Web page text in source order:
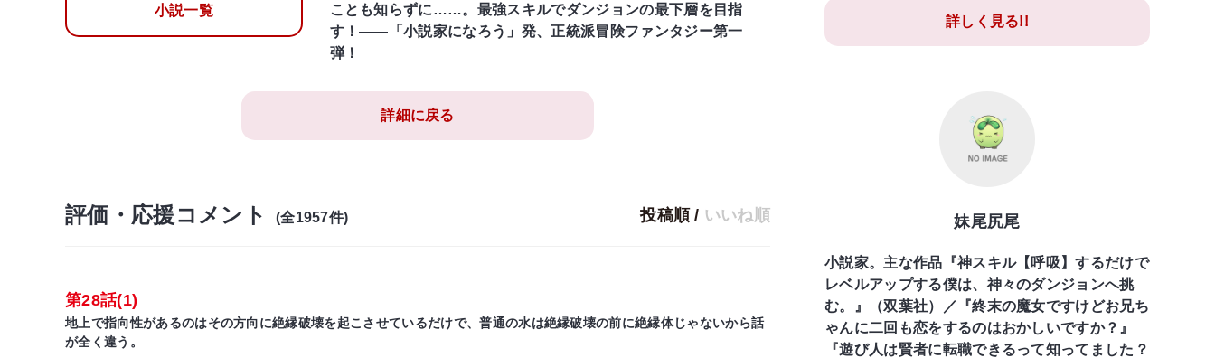
小説一覧
ことも知らずに……。最強スキルでダンジョンの最下層を目指
す！――「小説家になろう」発、正統派冒険ファンタジー第一
弾！
詳細に戻る
評価・応援コメント (全1957件) 投稿順 / いいね順
第28話(1)
地上で指向性があるのはその方向に絶縁破壊を起こさせているだけで、普通の水は絶縁破壊の前に絶縁体じゃないから話
が全く違う。
詳しく見る!!
妹尾尻尾
小説家。主な作品『神スキル【呼吸】するだけで
レベルアップする僕は、神々のダンジョンへ挑
む。』（双葉社）／『終末の魔女ですけどお兄ち
ゃんに二回も恋をするのはおかしいですか？』
『遊び人は賢者に転職できるって知ってました？